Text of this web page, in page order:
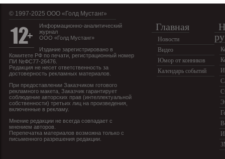
© 1997-2025 OOO «Голд Мустанг»
Информационно-аналитический
журнал
ООО «Голд Мустанг»
Издание зарегистрировано в
Комитете РФ по печати, регистрационный номер
ПИ №ФС77-26476.
Редакция не несет ответственность за
достоверность рекламных материалов.
При предоставлении Заказчиком готового
рекламного макета, Заказчик гарантирует
соблюдение авторских прав (интеллектуальной
собственности) третьих лиц на произведения,
включенные в рекламу.
Мнение редакции не всегда совпадает с
мнением авторов.
Перепечатка материалов возможна только с
письменного разрешения редакции.
Главная
Новости
Видео
Юмор от конников
Календарь событий